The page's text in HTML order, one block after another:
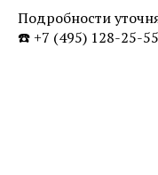
Подробности
☎️ +7 (495) 128-25-55